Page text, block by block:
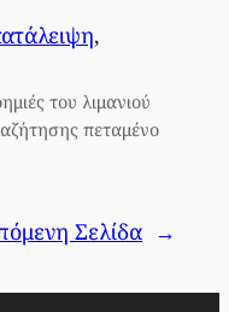
,
του λιμανιού
πεταμένο
Σελίδα →